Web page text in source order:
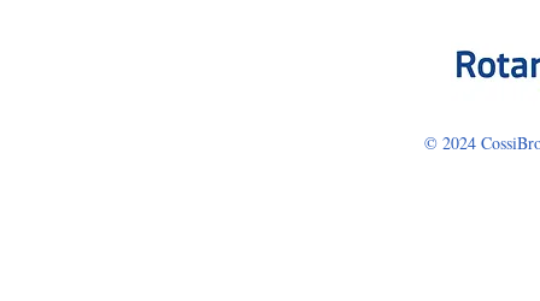
© 2024